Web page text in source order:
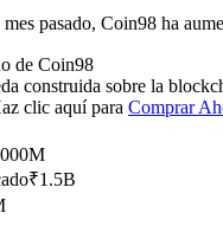
USDC como garantía
pasado, Coin98 ha
de Coin98
construida sobre la
clic aquí para Comprar
₹1.5B